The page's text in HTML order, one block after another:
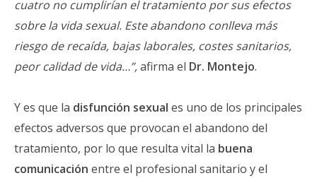
cuatro no cumplirían el tratamiento por sus efectos
sobre la vida sexual. Este abandono conlleva más
riesgo de recaída, bajas laborales, costes sanitarios,
peor calidad de vida…”,afirma el Dr. Montejo.
Y es que la disfunción sexual es uno de los principales
efectos adversos que provocan el abandono del
tratamiento, por lo que resulta vital la buena
comunicación entre el profesional sanitario y el